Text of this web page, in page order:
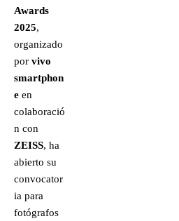
Awards
2025,
organizado
por vivo
smartphon
e en
colaboració
n con
ZEISS, ha
abierto su
convocator
ia para
fotógrafos